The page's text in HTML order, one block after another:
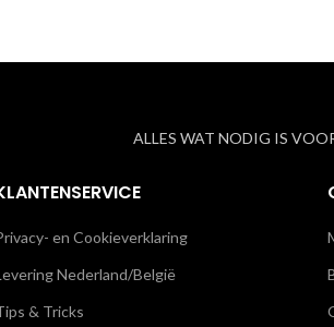
ALLES WAT NODIG IS
en Cookieverklaring
Nederland/België
& Tricks